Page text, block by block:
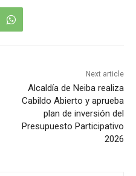
Next article
Alcaldía de Neiba realiza
Cabildo Abierto y aprueba
plan de inversión del
Presupuesto Participativo
2026